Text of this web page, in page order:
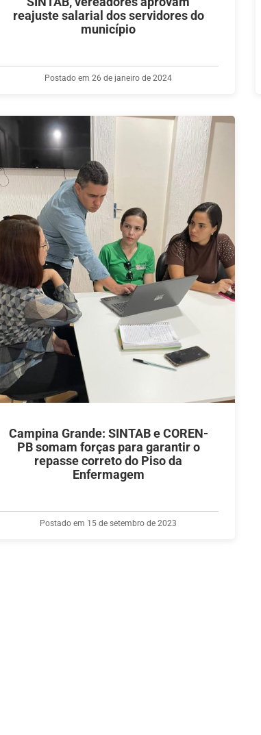
reajuste salarial dos servidores do
município
Postado em 26 de janeiro de 2024
Campina Grande: SINTAB e COREN-
PB somam forças para garantir o
repasse correto do Piso da
Enfermagem
Postado em 15 de setembro de 2023